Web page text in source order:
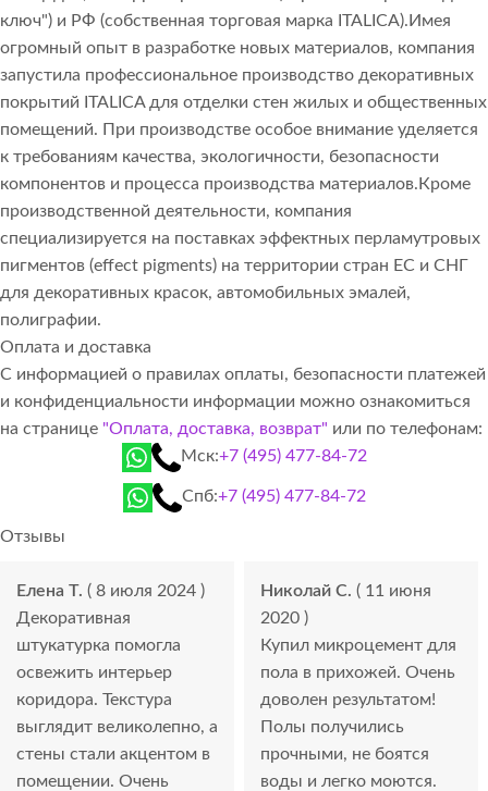
ключ") и РФ (собственная торговая марка ITALICA).Имея
огромный опыт в разработке новых материалов, компания
запустила профессиональное производство декоративных
покрытий ITALICA для отделки стен жилых и общественных
помещений. При производстве особое внимание уделяется
к требованиям качества, экологичности, безопасности
компонентов и процесса производства материалов.Кроме
производственной деятельности, компания
специализируется на поставках эффектных перламутровых
пигментов (effect pigments) на территории стран ЕС и СНГ
для декоративных красок, автомобильных эмалей,
полиграфии.
Оплата и доставка
С информацией о правилах оплаты, безопасности платежей
и конфиденциальности информации можно ознакомиться
на странице "Оплата, доставка, возврат" или по телефонам:
Мск:+7 (495) 477-84-72
Спб:+7 (495) 477-84-72
Отзывы
Елена Т. ( 8 июля 2024 )
Декоративная
штукатурка помогла
освежить интерьер
коридора. Текстура
выглядит великолепно, а
стены стали акцентом в
помещении. Очень
Николай С. ( 11 июня
2020 )
Купил микроцемент для
пола в прихожей. Очень
доволен результатом!
Полы получились
прочными, не боятся
воды и легко моются.